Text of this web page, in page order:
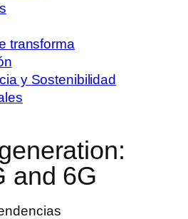
transforma
y Sostenibilidad
and 6G